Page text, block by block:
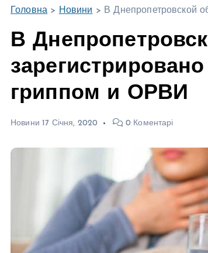
Головна > Новини > В Днепропетровской
В
гриппом и ОРВИ
Новини 17 Січня, 2020 0 Коментарі